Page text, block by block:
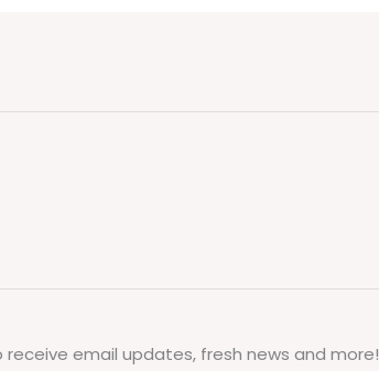
receive email updates, fresh news and more!